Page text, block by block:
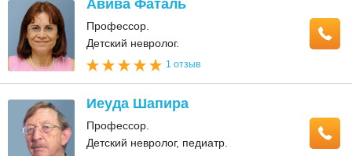
Авива Фаталь
Профессор.
Детский невролог.
1 отзыв
Иеуда Шапира
Профессор.
Детский невролог, педиатр.